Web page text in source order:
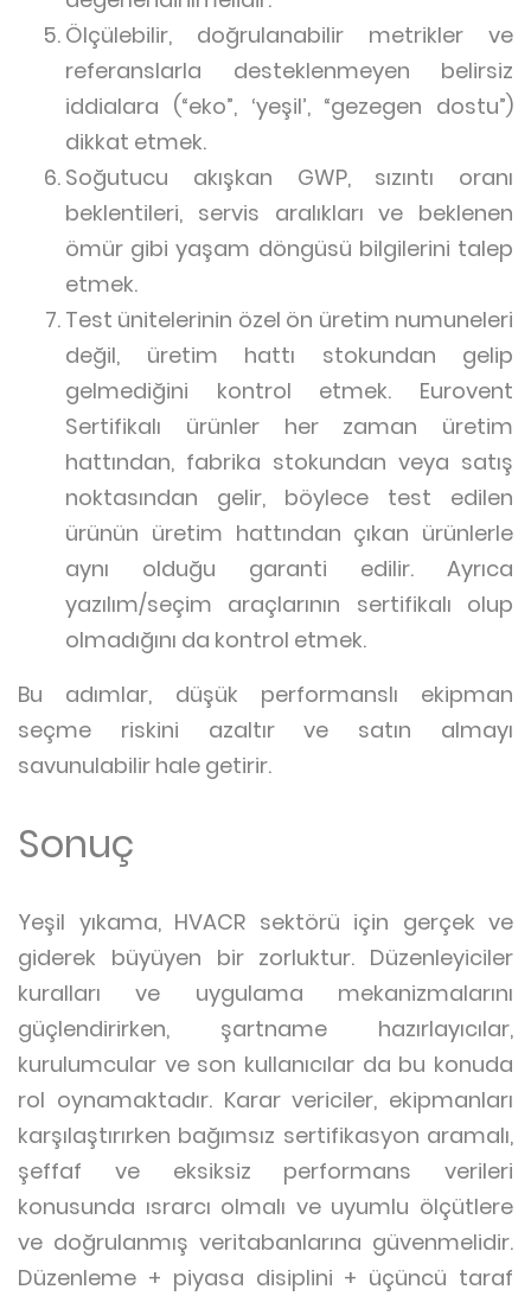
Ölçülebilir, doğrulanabilir metrikler ve
referanslarla desteklenmeyen belirsiz
iddialara (“eko”, ‘yeşil’, “gezegen dostu”)
dikkat etmek.
Soğutucu akışkan GWP, sızıntı oranı
beklentileri, servis aralıkları ve beklenen
ömür gibi yaşam döngüsü bilgilerini talep
etmek.
Test ünitelerinin özel ön üretim numuneleri
değil, üretim hattı stokundan gelip
gelmediğini kontrol etmek. Eurovent
Sertifikalı ürünler her zaman üretim
hattından, fabrika stokundan veya satış
noktasından gelir, böylece test edilen
ürünün üretim hattından çıkan ürünlerle
aynı olduğu garanti edilir. Ayrıca
yazılım/seçim araçlarının sertifikalı olup
olmadığını da kontrol etmek.
Bu adımlar, düşük performanslı ekipman
seçme riskini azaltır ve satın almayı
savunulabilir hale getirir.
Sonuç
Yeşil yıkama, HVACR sektörü için gerçek ve
giderek büyüyen bir zorluktur. Düzenleyiciler
kuralları ve uygulama mekanizmalarını
güçlendirirken, şartname hazırlayıcılar,
kurulumcular ve son kullanıcılar da bu konuda
rol oynamaktadır. Karar vericiler, ekipmanları
karşılaştırırken bağımsız sertifikasyon aramalı,
şeffaf ve eksiksiz performans verileri
konusunda ısrarcı olmalı ve uyumlu ölçütlere
ve doğrulanmış veritabanlarına güvenmelidir.
Düzenleme + piyasa disiplini + üçüncü taraf